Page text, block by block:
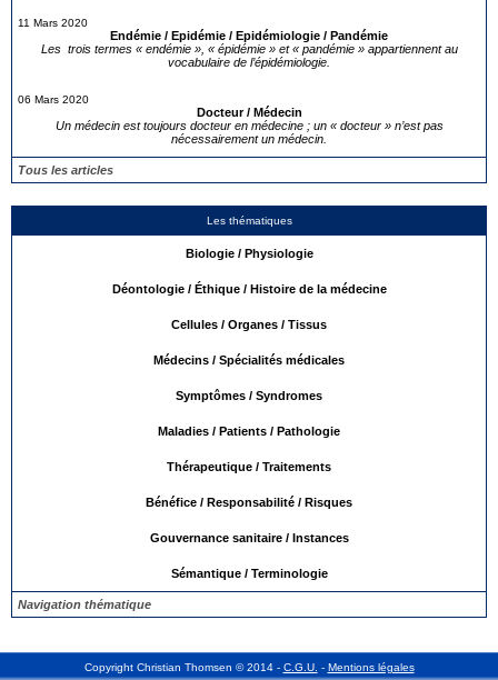
11 Mars 2020
Endémie / Epidémie / Epidémiologie / Pandémie
Les trois termes « endémie », « épidémie » et « pandémie » appartiennent au
vocabulaire de l’épidémiologie.
06 Mars 2020
Docteur / Médecin
Un médecin est toujours docteur en médecine ; un « docteur » n’est pas
nécessairement un médecin.
Tous les articles
Les thématiques
Biologie / Physiologie
Déontologie / Éthique / Histoire de la médecine
Cellules / Organes / Tissus
Médecins / Spécialités médicales
Symptômes / Syndromes
Maladies / Patients / Pathologie
Thérapeutique / Traitements
Bénéfice / Responsabilité / Risques
Gouvernance sanitaire / Instances
Sémantique / Terminologie
Navigation thématique
Copyright Christian Thomsen ©2014- C.G.U. - Mentions légales